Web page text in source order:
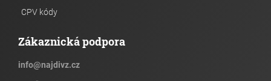
CPV kódy
Zákaznická podpora
info@najdivz.cz